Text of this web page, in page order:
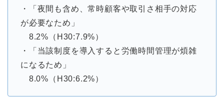
・「夜間も含め、常時顧客や取引さ相手の対応
が必要なため」
8.2%（H30:7.9%）
・「当該制度を導入すると労働時間管理が煩雑
になるため」
8.0%（H30:6.2%）